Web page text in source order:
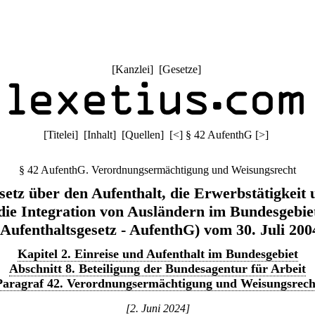
[Kanzlei] [Gesetze]
[Titelei] [Inhalt] [Quellen] [<] § 42 AufenthG [>]
§ 42 AufenthG. Verordnungsermächtigung und Weisungsrecht
über den Aufenthalt, die Erwerbstätigkeit
Integration von Ausländern im
- AufenthG) vom 30. Juli
Kapitel 2. Einreise und Aufenthalt im Bundesgebiet
Abschnitt 8. Beteiligung der Bundesagentur für Arbeit
42. Verordnungsermächtigung und
[2. Juni 2024]